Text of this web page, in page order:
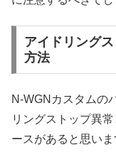
アイドリング
方法
N-WGNカスタムの
リングストップ異
ースがあると思いま